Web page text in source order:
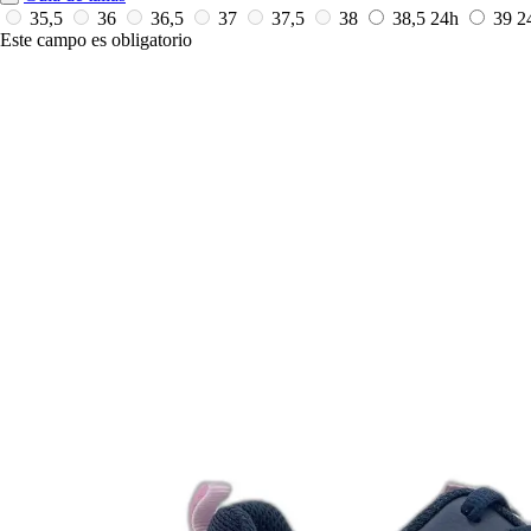
35,5
36 36,5 37 37,5 38 38,5 24h 39
Este campo es obligatorio